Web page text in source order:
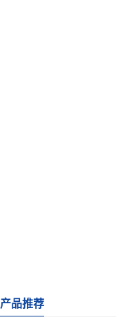
产品推荐